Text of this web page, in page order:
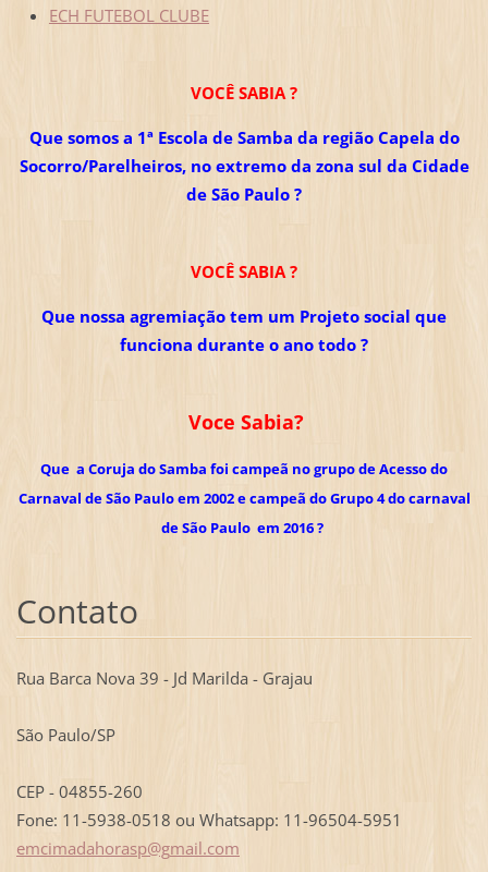
ECH FUTEBOL CLUBE
VOCÊ SABIA ?
Que somos a 1ª Escola de Samba da região Capela do
Socorro/Parelheiros, no extremo da zona sul da Cidade
de São Paulo ?
VOCÊ SABIA ?
Que nossa agremiação tem um Projeto social que
funciona durante o ano todo ?
Voce Sabia?
Que a Coruja do Samba foi campeã no grupo de Acesso do
Carnaval de São Paulo em 2002 e campeã do Grupo 4 do carnaval
de São Paulo em 2016 ?
Contato
Rua Barca Nova 39 - Jd Marilda - Grajau
São Paulo/SP
CEP - 04855-260
Fone: 11-5938-0518 ou Whatsapp: 11-96504-5951
emcimadahorasp@gmail.com